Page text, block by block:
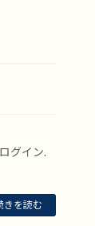
グイン.
きを読む